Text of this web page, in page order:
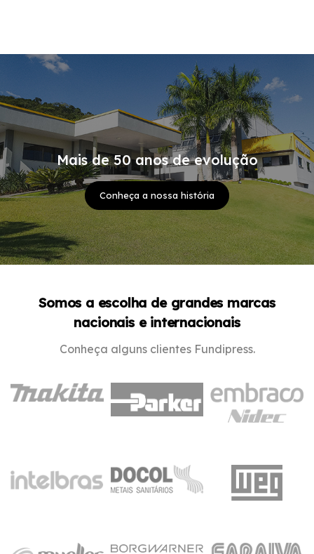
Mais de 50 anos de evolução
Conheça a nossa história
Somos a escolha de grandes marcas
nacionais e internacionais
Conheça alguns clientes Fundipress.